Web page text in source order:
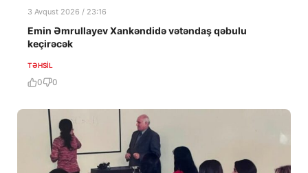
3 Avqust 2026 / 23:16
Emin Əmrullayev Xankəndidə vətəndaş qəbulu
keçirəcək
TƏHSIL
0 0